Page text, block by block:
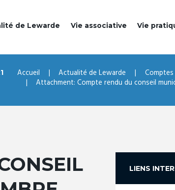
de Lewarde Vie associative Vie
Accueil Actualité de Lewarde
Attachment: Compte rendu du conseil
LIENS